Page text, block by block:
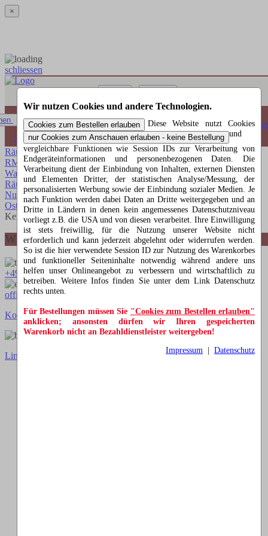
×
schliessen
Wir nutzen Cookies und andere Technologien.
Diese Website nutzt Cookies
und
vergleichbare Funktionen wie Session IDs zur Verarbeitung von
Endgeräteinformationen und personenbezogenen Daten. Die
Verarbeitung dient der Einbindung von Inhalten, externen Diensten
und Elementen Dritter, der statistischen Analyse/Messung, der
personalisierten Werbung sowie der Einbindung sozialer Medien. Je
nach Funktion werden dabei Daten an Dritte weitergegeben und an
Dritte in Ländern in denen kein angemessenes Datenschutzniveau
vorliegt z.B. die USA und von diesen verarbeitet. Ihre Einwilligung
ist stets freiwillig, für die Nutzung unserer Website nicht
erforderlich und kann jederzeit abgelehnt oder widerrufen werden.
So ist die hier verwendete Session ID zur Nutzung des Warenkorbes
und funktioneller Seiteninhalte notwendig während andere uns
helfen unser Onlineangebot zu verbessern und wirtschaftlich zu
betreiben. Weitere Infos finden Sie unter dem Link Datenschutz
rechts unten.
Für Bestellungen müssen Sie "Cookies zum Bestellen erlauben"
anklicken; ansonsten dürfen wir Ihren gespeicherten
Warenkorb nicht an Bezahldienstleister weitergeben!
Impressum | Datenschutz
0 Artikel
Warenkorb
Menü Suchen
Startseite » Christian Ulbricht Shop
Räuchermann Wichtel29
RM Miniwichtel33
Wackelmännchen0
Räuchermänner6
Nussknacker15
Osterartikel8
Kein Artikel gefunden
Wir helfen Ihnen gerne weiter
+49 (0)35205 752742
office@schwibbogen-liebhabershop.de
Kontakt ImpressumAGB Datenschutz Cookies
Link zur klassischen Website